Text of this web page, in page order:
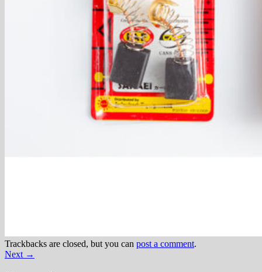
Trackbacks are closed, but you can post a comment.
Next →